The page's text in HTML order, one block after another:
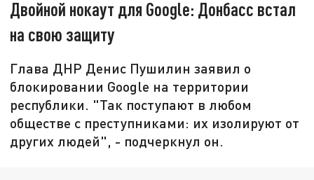
Двойной нокаут для Google: Донбасс встал
на свою защиту
Глава ДНР Денис Пушилин заявил о
блокировании Google на территории
республики. "Так поступают в любом
обществе с преступниками: их изолируют от
других людей", - подчеркнул он.